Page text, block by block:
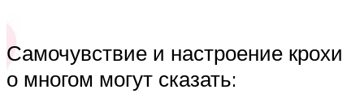
Самочувствие и настроение крохи
о многом могут сказать: